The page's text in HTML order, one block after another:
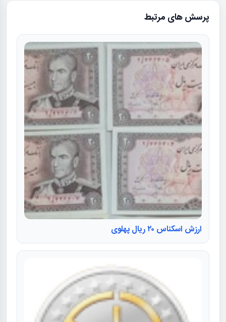
پرسش های مرتبط
ارزش اسکناس ۲۰ ریال پهلوی